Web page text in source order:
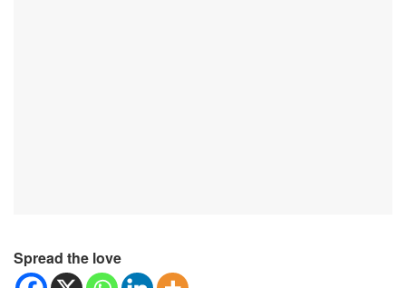
Spread the love